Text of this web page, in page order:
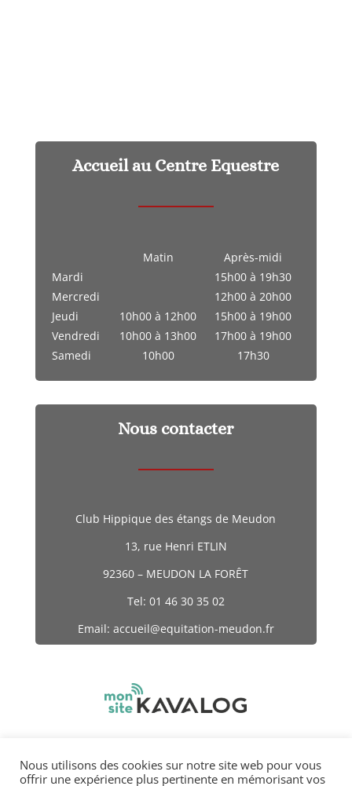
Accueil au Centre Equestre
Matin
Après-midi
Mardi
15h00 à 19h30
Mercredi
12h00 à 20h00
Jeudi
10h00 à 12h00
15h00 à 19h00
Vendredi
10h00 à 13h00
17h00 à 19h00
Samedi
10h00 17h30
Nous contacter
Club Hippique des étangs de Meudon
13, rue Henri ETLIN
92360 – MEUDON LA FORÊT
Tel: 01 46 30 35 02
Email: accueil@equitation-meudon.fr
Nous utilisons des cookies sur notre site web pour vous
offrir une expérience plus pertinente en mémorisant vos